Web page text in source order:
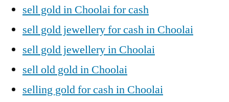
sell gold in Choolai for cash
sell gold jewellery for cash in Choolai
sell gold jewellery in Choolai
sell old gold in Choolai
selling gold for cash in Choolai